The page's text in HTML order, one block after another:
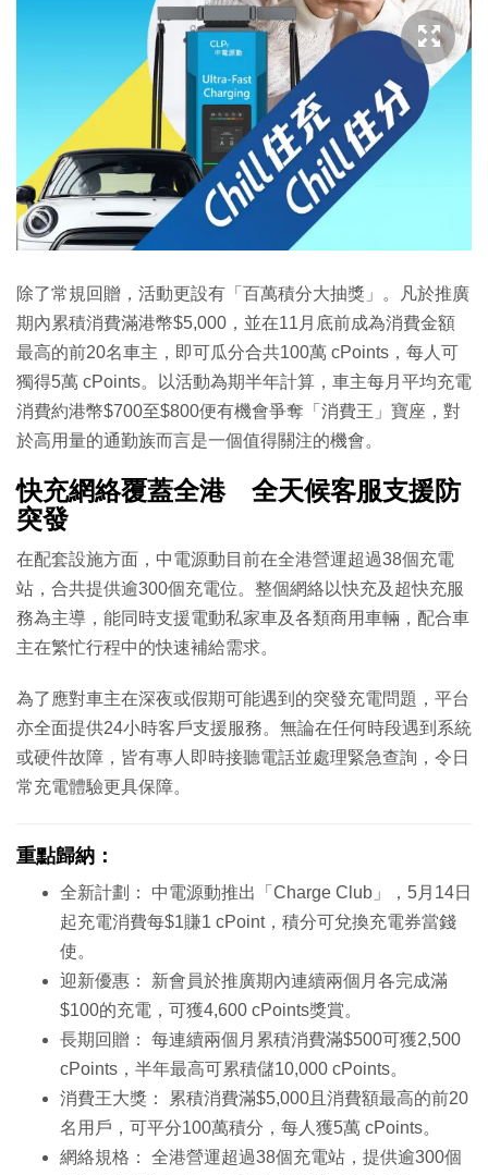
除了常規回贈，活動更設有「百萬積分大抽獎」。凡於推廣
期內累積消費滿港幣$5,000，並在11月底前成為消費金額
最高的前20名車主，即可瓜分合共100萬 cPoints，每人可
獨得5萬 cPoints。以活動為期半年計算，車主每月平均充電
消費約港幣$700至$800便有機會爭奪「消費王」寶座，對
於高用量的通勤族而言是一個值得關注的機會。
快充網絡覆蓋全港 全天候客服支援防
突發
在配套設施方面，中電源動目前在全港營運超過38個充電
站，合共提供逾300個充電位。整個網絡以快充及超快充服
務為主導，能同時支援電動私家車及各類商用車輛，配合車
主在繁忙行程中的快速補給需求。
為了應對車主在深夜或假期可能遇到的突發充電問題，平台
亦全面提供24小時客戶支援服務。無論在任何時段遇到系統
或硬件故障，皆有專人即時接聽電話並處理緊急查詢，令日
常充電體驗更具保障。
重點歸納：
全新計劃： 中電源動推出「Charge Club」，5月14日
起充電消費每$1賺1 cPoint，積分可兌換充電券當錢
使。
迎新優惠： 新會員於推廣期內連續兩個月各完成滿
$100的充電，可獲4,600 cPoints獎賞。
長期回贈： 每連續兩個月累積消費滿$500可獲2,500
cPoints，半年最高可累積儲10,000 cPoints。
消費王大獎： 累積消費滿$5,000且消費額最高的前20
名用戶，可平分100萬積分，每人獲5萬 cPoints。
網絡規格： 全港營運超過38個充電站，提供逾300個